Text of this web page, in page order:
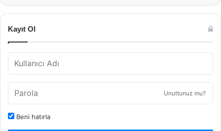
Kayıt Ol
Unuttunuz mu?
Beni hatırla